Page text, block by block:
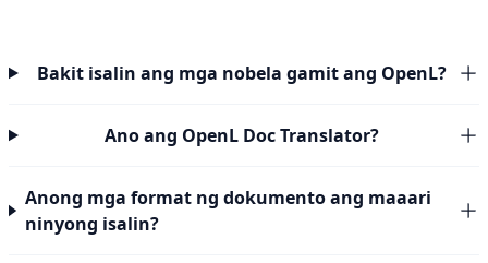
Bakit isalin ang mga nobela gamit ang OpenL?
Ano ang OpenL Doc Translator?
Anong mga format ng dokumento ang maaari
ninyong isalin?